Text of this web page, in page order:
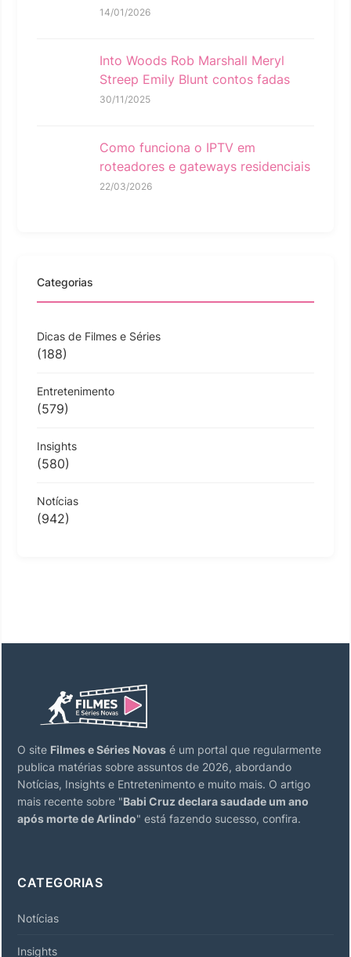
14/01/2026
Into Woods Rob Marshall Meryl
Streep Emily Blunt contos fadas
30/11/2025
Como funciona o IPTV em
roteadores e gateways residenciais
22/03/2026
Categorias
Dicas de Filmes e Séries
(188)
Entretenimento
(579)
Insights
(580)
Notícias
(942)
O site Filmes e Séries Novas é um portal que regularmente
publica matérias sobre assuntos de 2026, abordando
Notícias, Insights e Entretenimento e muito mais. O artigo
mais recente sobre "Babi Cruz declara saudade um ano
após morte de Arlindo" está fazendo sucesso, confira.
CATEGORIAS
Notícias
Insights